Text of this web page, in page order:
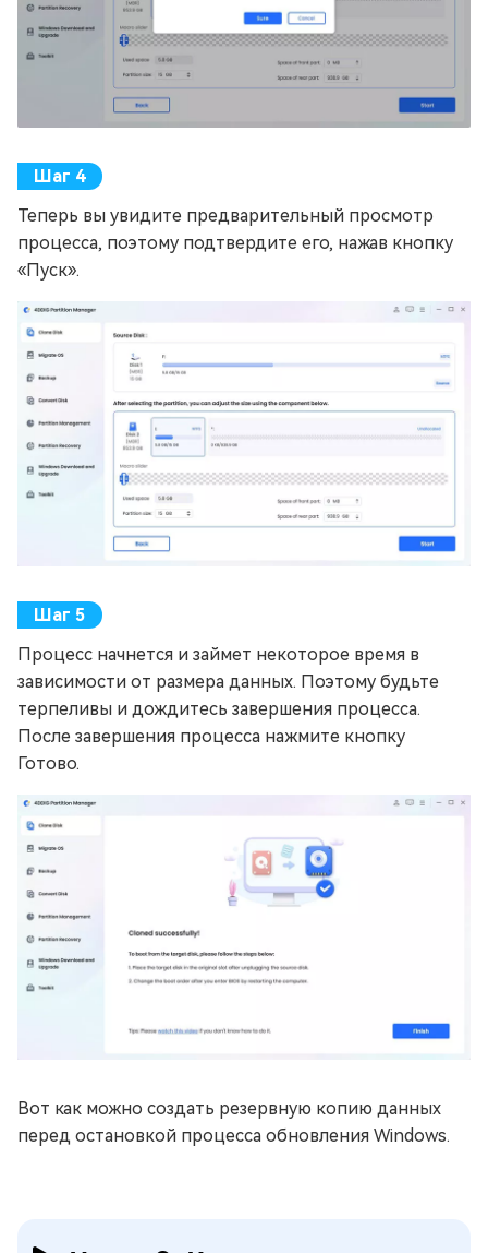
Теперь вы увидите предварительный просмотр
процесса, поэтому подтвердите его, нажав кнопку
«Пуск».
Процесс начнется и займет некоторое время в
зависимости от размера данных. Поэтому будьте
терпеливы и дождитесь завершения процесса.
После завершения процесса нажмите кнопку
Готово.
Вот как можно создать резервную копию данных
перед остановкой процесса обновления Windows.